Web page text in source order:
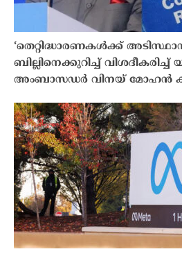
‘തെറ്റിദ്ധാരണകൾക്ക്
ബില്ലിനെക്കുറിച്ച്
അംബാസഡർ വിനയ് മോഹൻ